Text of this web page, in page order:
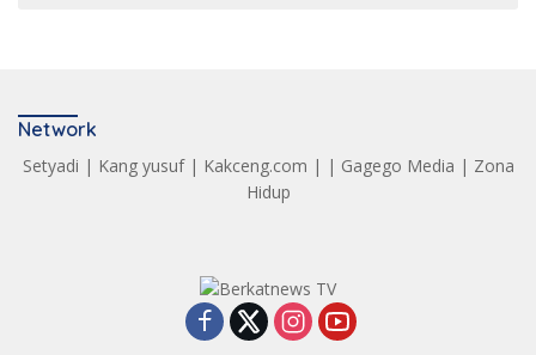
Network
Setyadi | Kang yusuf| Kakceng.com | | Gagego Media | Zona
Hidup